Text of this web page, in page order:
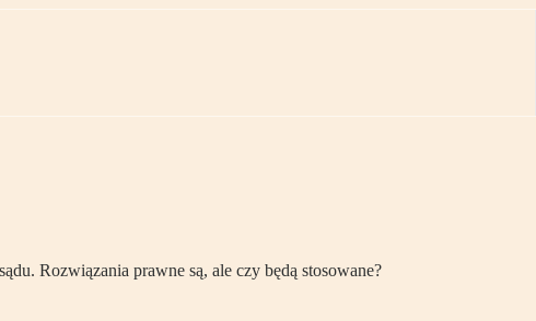
Rozwiązania prawne są, ale czy będą stosowane?